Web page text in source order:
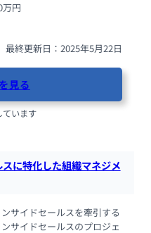
万円
最終更新日：2025年5月22日
見る
います
スに特化した組織マネジメ
サイドセールスを牽引する
サイドセールスのプロジェ